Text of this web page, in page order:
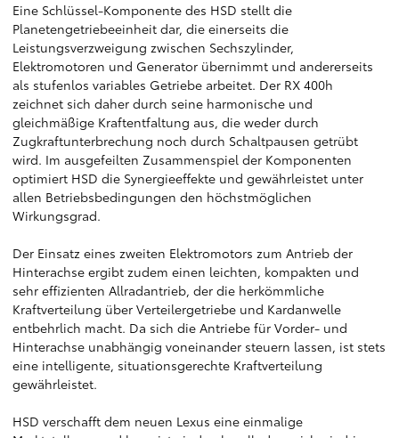
Eine Schlüssel-Komponente des HSD stellt die
Planetengetriebeeinheit dar, die einerseits die
Leistungsverzweigung zwischen Sechszylinder,
Elektromotoren und Generator übernimmt und andererseits
als stufenlos variables Getriebe arbeitet. Der RX 400h
zeichnet sich daher durch seine harmonische und
gleichmäßige Kraftentfaltung aus, die weder durch
Zugkraftunterbrechung noch durch Schaltpausen getrübt
wird. Im ausgefeilten Zusammenspiel der Komponenten
optimiert HSD die Synergieeffekte und gewährleistet unter
allen Betriebsbedingungen den höchstmöglichen
Wirkungsgrad.
Der Einsatz eines zweiten Elektromotors zum Antrieb der
Hinterachse ergibt zudem einen leichten, kompakten und
sehr effizienten Allradantrieb, der die herkömmliche
Kraftverteilung über Verteilergetriebe und Kardanwelle
entbehrlich macht. Da sich die Antriebe für Vorder- und
Hinterachse unabhängig voneinander steuern lassen, ist stets
eine intelligente, situationsgerechte Kraftverteilung
gewährleistet.
HSD verschafft dem neuen Lexus eine einmalige